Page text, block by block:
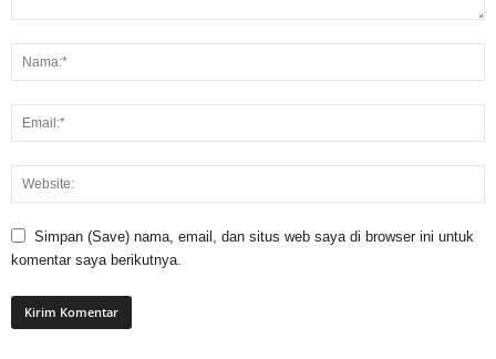
Simpan (Save) nama, email, dan situs web saya di browser ini untuk
komentar saya berikutnya.